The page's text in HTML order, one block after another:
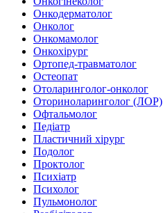
Онкодерматолог
Онколог
Онкомамолог
Онкохірург
Ортопед-травматолог
Остеопат
Отоларинголог-онколог
Оториноларинголог (ЛОР)
Офтальмолог
Педіатр
Пластичний хірург
Подолог
Проктолог
Психіатр
Психолог
Пульмонолог